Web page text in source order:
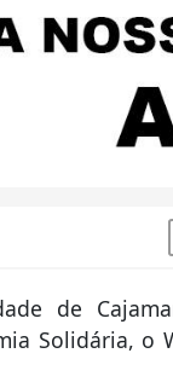
de
Solidária,